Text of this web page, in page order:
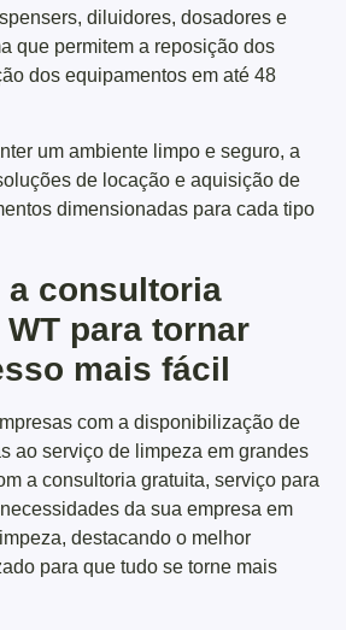
diluidores, dosadores e
que permitem a reposição dos
dos equipamentos em até 48
um ambiente limpo e seguro, a
de locação e aquisição de
dimensionadas para cada tipo
a consultoria
para tornar
mais fácil
com a disponibilização de
ao serviço de limpeza em grandes
a consultoria gratuita, serviço para
da sua empresa em
destacando o melhor
para que tudo se torne mais